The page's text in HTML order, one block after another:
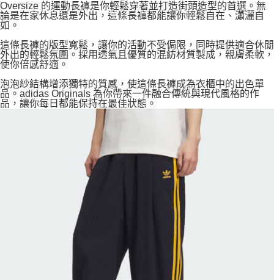
Oversize 的運動長褲是你輕鬆穿著並打造街頭造型的首選。無
論是在家休息還是外出，這條長褲都能讓你輕鬆自在、瀟灑自
如。
這條長褲的版型寬鬆，讓你的活動不受侷限，同時提供適合休閒
外出的輕鬆氛圍。採用透氣且優質的混紡材質製成，親膚柔軟，
使你倍感舒適。
泡泡紗結構增添獨特的質感，使這條長褲成為衣櫃中的出色單
品。adidas Originals 為你帶來一件融合傳統與現代風格的作
品，讓你每日都能保持在最佳狀態。